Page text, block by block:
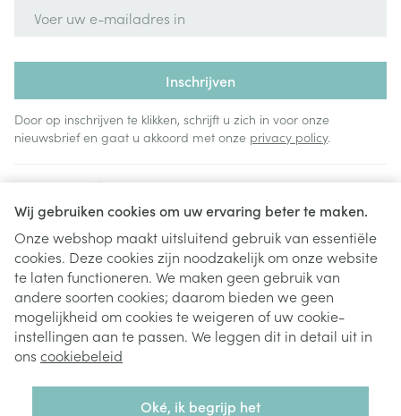
Wij gebruiken cookies om uw ervaring beter te maken.
Onze webshop maakt uitsluitend gebruik van essentiële
cookies. Deze cookies zijn noodzakelijk om onze website
te laten functioneren. We maken geen gebruik van
andere soorten cookies; daarom bieden we geen
mogelijkheid om cookies te weigeren of uw cookie-
instellingen aan te passen. We leggen dit in detail uit in
ons cookiebeleid
Oké, ik begrijp het
Inschrijven
Door op inschrijven te klikken, schrijft u zich in voor onze
nieuwsbrief en gaat u akkoord met onze privacy policy.
Juridische links